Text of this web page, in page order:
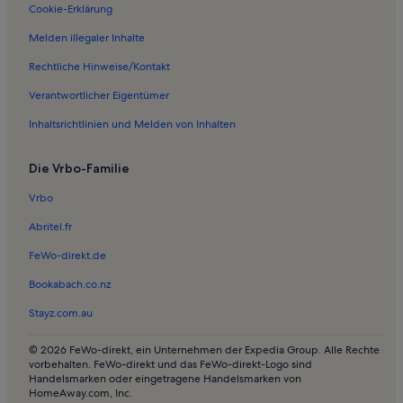
Ferienwohnungen in Ried im Oberinntal
Ferienwohnungen in Nauders
Ferienwohnungen in Laustalbahn
Ferienwohnungen in Zwölferbahn
Ferienwohnungen in Sesselbahn Rossmoos
Ferienwohnungen in Zirmbahn
Ferienwohnungen in Altfinstermünz
Ferienwohnungen in Bikepark Serfaus-Fiss-Ladis
Ferienwohnungen in Serfaus-Fiss-Ladis
Ferienwohnungen in Arrezjochbahn
Ferienwohnungen in Gaislochbahn
Ferienwohnungen in Zwölferbahn
Ferienwohnungen in Serfaus
Ferienwohnungen in Sesselbahn Mutzkopf
Cookie-Erklärung
Melden illegaler Inhalte
Rechtliche Hinweise/Kontakt
Verantwortlicher Eigentümer
Inhaltsrichtlinien und Melden von Inhalten
Die Vrbo-Familie
Vrbo
Abritel.fr
FeWo-direkt.de
Bookabach.co.nz
Stayz.com.au
© 2026 FeWo-direkt, ein Unternehmen der Expedia Group. Alle Rechte
vorbehalten. FeWo-direkt und das FeWo-direkt-Logo sind
Handelsmarken oder eingetragene Handelsmarken von
HomeAway.com, Inc.